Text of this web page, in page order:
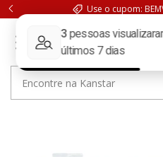
Use o cupom: